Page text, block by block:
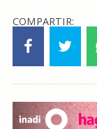
COMPARTIR: